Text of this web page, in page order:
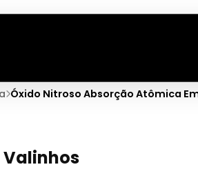
Óxido Nitroso Absorção Atômica
Valinhos